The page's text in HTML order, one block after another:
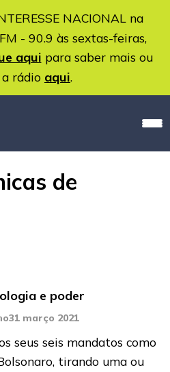
NACIONAL na
- 90.9 às sextas-feiras,
aqui para saber mais ou
a rádio aqui.
de
e poder
31 março 2021
seus seis mandatos como
tirando uma ou